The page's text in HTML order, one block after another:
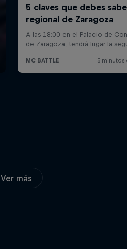
Ver más